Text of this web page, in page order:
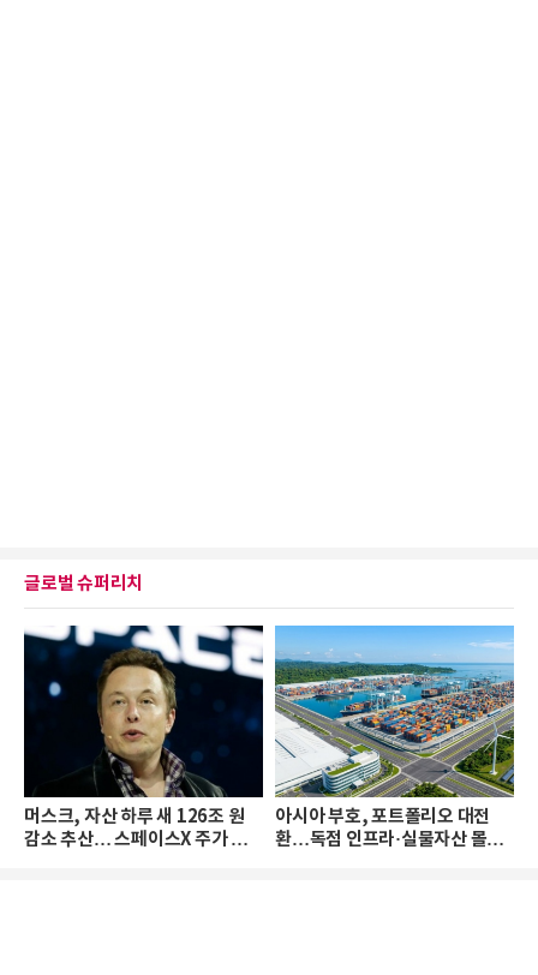
글로벌 슈퍼리치
머스크, 자산 하루 새 126조 원
감소 추산… 스페이스X 주가 하
아시아 부호, 포트폴리오 대전
환…독점 인프라·실물자산 몰린